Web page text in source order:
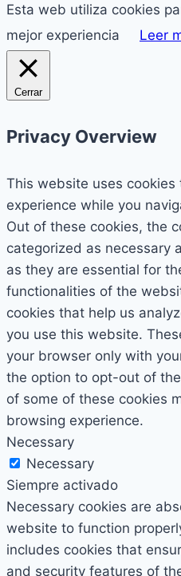
Esta web utiliza cookies
mejor experiencia
Leer
Cerrar
Privacy Overview
This website uses cookies
experience while you
Out of these cookies, the
categorized as necessary
as they are essential for
functionalities of the
cookies that help us
you use this website.
your browser only with
the option to opt-out of
of some of these cookies
browsing experience.
Necessary
Necessary
Siempre activado
Necessary cookies are
website to function
includes cookies that
and security features of